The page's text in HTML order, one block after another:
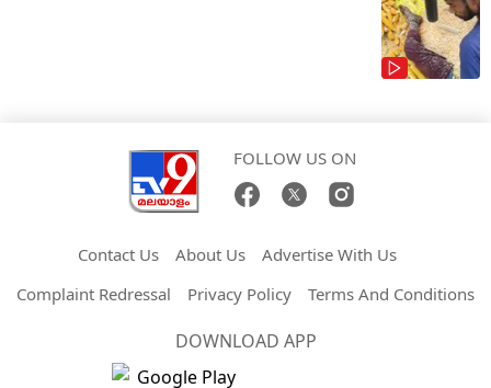
FOLLOW US ON
Contact Us About Us
Advertise With Us
Complaint Redressal
Privacy Policy Terms And Conditions
DOWNLOAD APP